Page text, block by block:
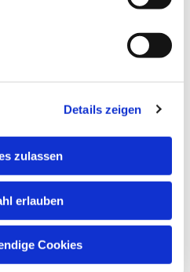
Details zeigen
zulassen
erlauben
Cookies
interessieren